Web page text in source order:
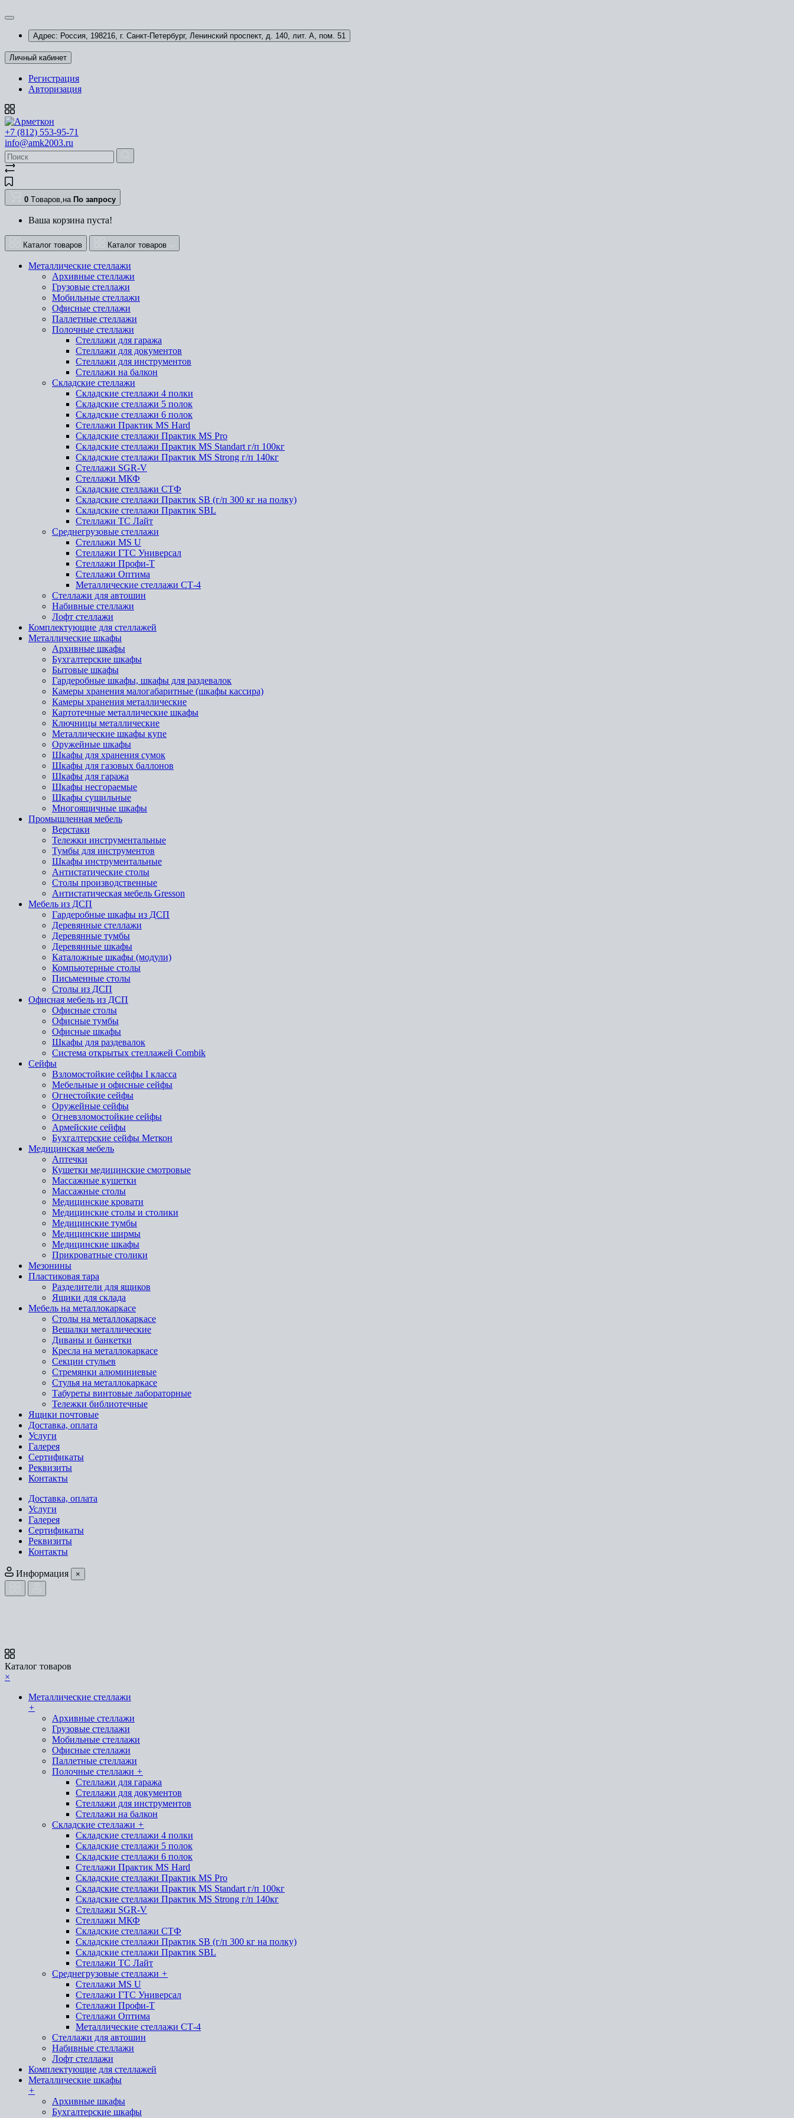
Адрес: Россия, 198216, г. Санкт-Петербург, Ленинский проспект, д. 140, лит. А, пом. 51
Личный кабинет
Регистрация
Авторизация
+7 (812) 553-95-71
info@amk2003.ru
0 Tоваров,на По запросу
Ваша корзина пуста!
Каталог товаров Каталог товаров
Металлические стеллажи
Архивные стеллажи
Грузовые стеллажи
Мобильные стеллажи
Офисные стеллажи
Паллетные стеллажи
Полочные стеллажи
Стеллажи для гаража
Стеллажи для документов
Стеллажи для инструментов
Стеллажи на балкон
Складские стеллажи
Складские стеллажи 4 полки
Складские стеллажи 5 полок
Складские стеллажи 6 полок
Стеллажи Практик MS Hard
Складские стеллажи Практик MS Pro
Складские стеллажи Практик MS Standart г/п 100кг
Складские стеллажи Практик MS Strong г/п 140кг
Стеллажи SGR-V
Стеллажи МКФ
Складские стеллажи СТФ
Складские стеллажи Практик SB (г/п 300 кг на полку)
Складские стеллажи Практик SBL
Стеллажи ТС Лайт
Среднегрузовые стеллажи
Стеллажи MS U
Стеллажи ГТС Универсал
Стеллажи Профи-Т
Стеллажи Оптима
Металлические стеллажи СТ-4
Стеллажи для автошин
Набивные стеллажи
Лофт стеллажи
Комплектующие для стеллажей
Металлические шкафы
Архивные шкафы
Бухгалтерские шкафы
Бытовые шкафы
Гардеробные шкафы, шкафы для раздевалок
Камеры хранения малогабаритные (шкафы кассира)
Камеры хранения металлические
Картотечные металлические шкафы
Ключницы металлические
Металлические шкафы купе
Оружейные шкафы
Шкафы для хранения сумок
Шкафы для газовых баллонов
Шкафы для гаража
Шкафы несгораемые
Шкафы сушильные
Многоящичные шкафы
Промышленная мебель
Верстаки
Тележки инструментальные
Тумбы для инструментов
Шкафы инструментальные
Антистатические столы
Столы производственные
Антистатическая мебель Gresson
Мебель из ДСП
Гардеробные шкафы из ДСП
Деревянные стеллажи
Деревянные тумбы
Деревянные шкафы
Каталожные шкафы (модули)
Компьютерные столы
Письменные столы
Столы из ДСП
Офисная мебель из ДСП
Офисные столы
Офисные тумбы
Офисные шкафы
Шкафы для раздевалок
Система открытых стеллажей Combik
Сейфы
Взломостойкие сейфы I класса
Мебельные и офисные сейфы
Огнестойкие сейфы
Оружейные сейфы
Огневзломостойкие сейфы
Армейские сейфы
Бухгалтерские сейфы Меткон
Медицинская мебель
Аптечки
Кушетки медицинские смотровые
Массажные кушетки
Массажные столы
Медицинские кровати
Медицинские столы и столики
Медицинские тумбы
Медицинские ширмы
Медицинские шкафы
Прикроватные столики
Мезонины
Пластиковая тара
Разделители для ящиков
Ящики для склада
Мебель на металлокаркасе
Cтолы на металлокаркасе
Вешалки металлические
Диваны и банкетки
Кресла на металлокаркасе
Секции стульев
Стремянки алюминиевые
Стулья на металлокаркасе
Табуреты винтовые лабораторные
Тележки библиотечные
Ящики почтовые
Доставка, оплата
Услуги
Галерея
Сертификаты
Реквизиты
Контакты
Доставка, оплата
Услуги
Галерея
Сертификаты
Реквизиты
Контакты
Информация ×
Каталог товаров
×
Металлические стеллажи
+
Архивные стеллажи
Грузовые стеллажи
Мобильные стеллажи
Офисные стеллажи
Паллетные стеллажи
Полочные стеллажи +
Стеллажи для гаража
Стеллажи для документов
Стеллажи для инструментов
Стеллажи на балкон
Складские стеллажи +
Складские стеллажи 4 полки
Складские стеллажи 5 полок
Складские стеллажи 6 полок
Стеллажи Практик MS Hard
Складские стеллажи Практик MS Pro
Складские стеллажи Практик MS Standart г/п 100кг
Складские стеллажи Практик MS Strong г/п 140кг
Стеллажи SGR-V
Стеллажи МКФ
Складские стеллажи СТФ
Складские стеллажи Практик SB (г/п 300 кг на полку)
Складские стеллажи Практик SBL
Стеллажи ТС Лайт
Среднегрузовые стеллажи +
Стеллажи MS U
Стеллажи ГТС Универсал
Стеллажи Профи-Т
Стеллажи Оптима
Металлические стеллажи СТ-4
Стеллажи для автошин
Набивные стеллажи
Лофт стеллажи
Комплектующие для стеллажей
Металлические шкафы
+
Архивные шкафы
Бухгалтерские шкафы